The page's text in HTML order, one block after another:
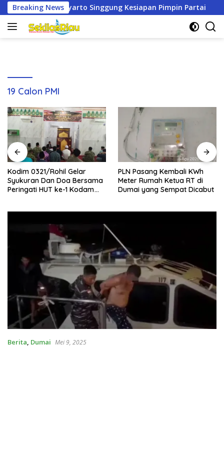
Langsung
ke
konten
Breaking News
Singgung Kesiapan Pimpin Partai Kodim 0321/
19 Calon PMI
Kodim 0321/Rohil Gelar
Syukuran Dan Doa Bersama
Peringati HUT ke-1 Kodam
PLN Pasang Kembali KWh
Meter Rumah Ketua RT di
Dumai yang Sempat Dicabut
Berita, Dumai Mei 9, 2025